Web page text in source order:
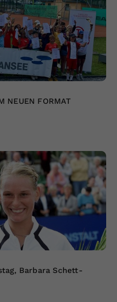
NEUEN FORMAT
Barbara Schett-